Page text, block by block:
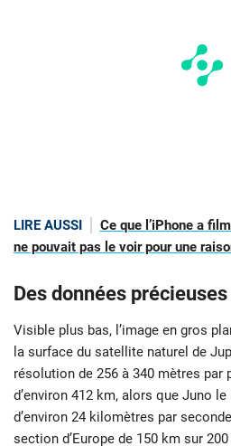
LIRE AUSSI
Ce que l’iPhone a
ne pouvait pas le voir pour une
Des données précieuses
Visible plus bas, l’image en gros
la surface du satellite naturel de
résolution de 256 à 340 mètres par
d’environ 412 km, alors que Juno
d’environ 24 kilomètres par
section d’Europe de 150 km sur